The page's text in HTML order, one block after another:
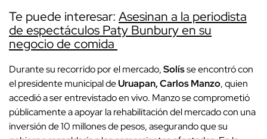
Te puede interesar: Asesinan a la periodista
de espectáculos Paty Bunbury en su
negocio de comida
Durante su recorrido por el mercado,Solísse encontró con
el presidente municipal deUruapan, Carlos Manzo, quien
accedió a ser entrevistado en vivo. Manzo se comprometió
públicamente a apoyar la rehabilitación del mercado con una
inversión de 10 millones de pesos, asegurando que su